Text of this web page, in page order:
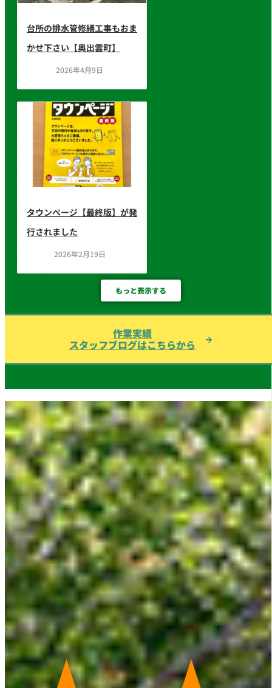
台所の排水管修繕工事もおま
かせ下さい【奥出雲町】
2026年4月9日
タウンページ【最終版】が発
行されました
2026年2月19日
もっと表示する
作業実績
スタッフブログはこちらから